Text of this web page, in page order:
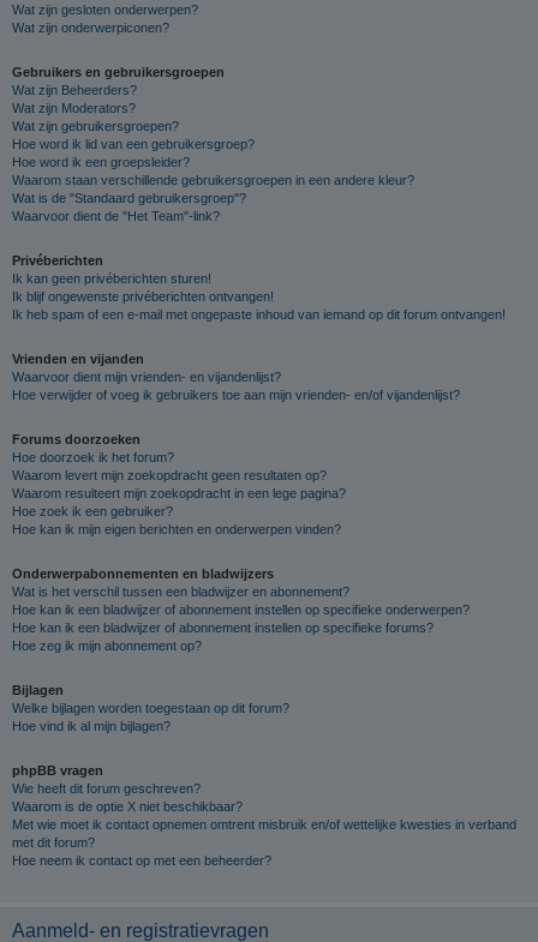
Wat zijn gesloten onderwerpen?
Wat zijn onderwerpiconen?
Gebruikers en gebruikersgroepen
Wat zijn Beheerders?
Wat zijn Moderators?
Wat zijn gebruikersgroepen?
Hoe word ik lid van een gebruikersgroep?
Hoe word ik een groepsleider?
Waarom staan verschillende gebruikersgroepen in een andere kleur?
Wat is de "Standaard gebruikersgroep"?
Waarvoor dient de "Het Team"-link?
Privéberichten
Ik kan geen privéberichten sturen!
Ik blijf ongewenste privéberichten ontvangen!
Ik heb spam of een e-mail met ongepaste inhoud van iemand op dit forum ontvangen!
Vrienden en vijanden
Waarvoor dient mijn vrienden- en vijandenlijst?
Hoe verwijder of voeg ik gebruikers toe aan mijn vrienden- en/of vijandenlijst?
Forums doorzoeken
Hoe doorzoek ik het forum?
Waarom levert mijn zoekopdracht geen resultaten op?
Waarom resulteert mijn zoekopdracht in een lege pagina?
Hoe zoek ik een gebruiker?
Hoe kan ik mijn eigen berichten en onderwerpen vinden?
Onderwerpabonnementen en bladwijzers
Wat is het verschil tussen een bladwijzer en abonnement?
Hoe kan ik een bladwijzer of abonnement instellen op specifieke onderwerpen?
Hoe kan ik een bladwijzer of abonnement instellen op specifieke forums?
Hoe zeg ik mijn abonnement op?
Bijlagen
Welke bijlagen worden toegestaan op dit forum?
Hoe vind ik al mijn bijlagen?
phpBB vragen
Wie heeft dit forum geschreven?
Waarom is de optie X niet beschikbaar?
Met wie moet ik contact opnemen omtrent misbruik en/of wettelijke kwesties in verband
met dit forum?
Hoe neem ik contact op met een beheerder?
Aanmeld- en registratievragen